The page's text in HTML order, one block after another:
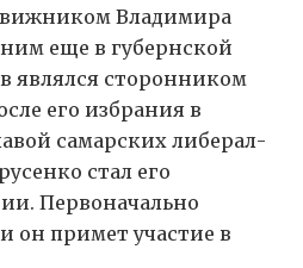
Владимира
еще в губернской
являлся сторонником
его избрания в
самарских либерал-
стал его
Первоначально
он примет участие в